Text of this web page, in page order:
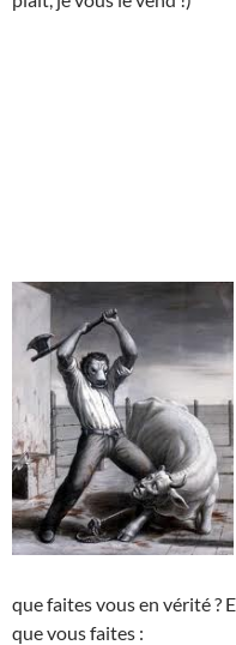
que faites vous en vérité ?
que vous faites :